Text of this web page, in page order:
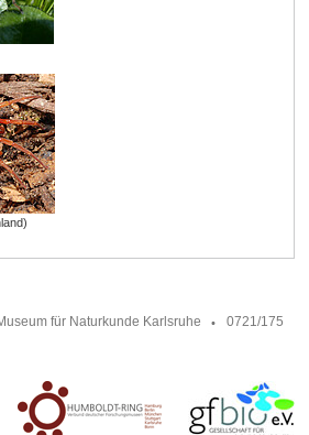
für Naturkunde Karlsruhe
0721/175